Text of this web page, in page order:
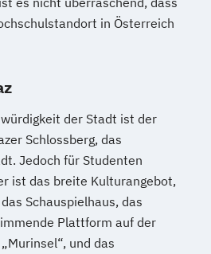
New Work
(DE/EN)
(DE/EN) Pflege
Pflegepädagogik
in Österreich
der Stadt ist der
Schlossberg, das
Jedoch für Studenten
ist das breite Kulturangebot,
Schauspielhaus, das
Plattform auf der
und das